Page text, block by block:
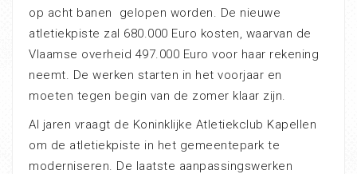
op acht banen gelopen worden. De nieuwe
atletiekpiste zal 680.000 Euro kosten, waarvan de
Vlaamse overheid 497.000 Euro voor haar rekening
neemt. De werken starten in het voorjaar en
moeten tegen begin van de zomer klaar zijn.
Al jaren vraagt de Koninklijke Atletiekclub Kapellen
om de atletiekpiste in het gemeentepark te
moderniseren. De laatste aanpassingswerken